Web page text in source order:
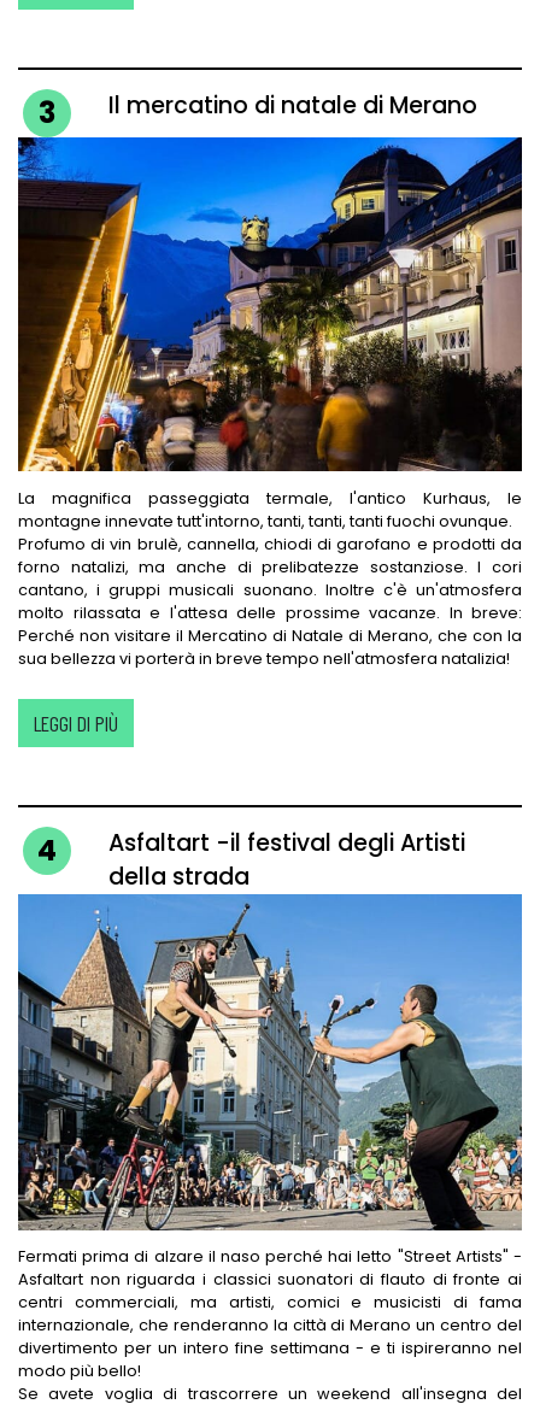
3 Il mercatino di natale di Merano
La magnifica passeggiata termale, l'antico Kurhaus, le
montagne innevate tutt'intorno, tanti, tanti, tanti fuochi ovunque.
Profumo di vin brulè, cannella, chiodi di garofano e prodotti da
forno natalizi, ma anche di prelibatezze sostanziose. I cori
cantano, i gruppi musicali suonano. Inoltre c'è un'atmosfera
molto rilassata e l'attesa delle prossime vacanze. In breve:
Perché non visitare il Mercatino di Natale di Merano, che con la
sua bellezza vi porterà in breve tempo nell'atmosfera natalizia!
LEGGI DI PIÙ
4
Asfaltart -il festival degli Artisti
della strada
Fermati prima di alzare il naso perché hai letto "Street Artists" -
Asfaltart non riguarda i classici suonatori di flauto di fronte ai
centri commerciali, ma artisti, comici e musicisti di fama
internazionale, che renderanno la città di Merano un centro del
divertimento per un intero fine settimana - e ti ispireranno nel
modo più bello!
Se avete voglia di trascorrere un weekend all'insegna del